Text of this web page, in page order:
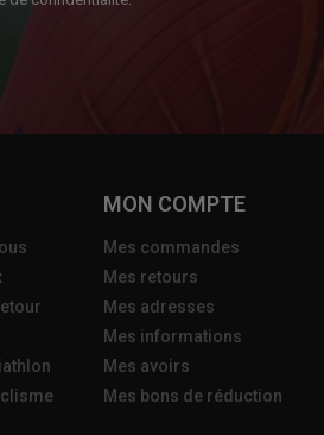
MON COMPTE
Mes commandes
Mes retours
Mes adresses
Mes informations
Mes avoirs
Mes bons de réduction